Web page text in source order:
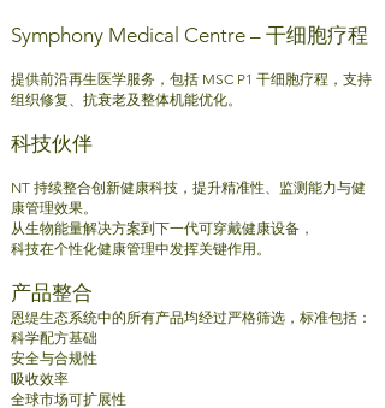
Symphony Medical Centre – 干细胞疗程
提供前沿再生医学服务，包括 MSC P1 干细胞疗程，支持
组织修复、抗衰老及整体机能优化。
科技伙伴
NT 持续整合创新健康科技，提升精准性、监测能力与健
康管理效果。
从生物能量解决方案到下一代可穿戴健康设备，
科技在个性化健康管理中发挥关键作用。
产品整合
恩缇生态系统中的所有产品均经过严格筛选，标准包括：
科学配方基础
安全与合规性
吸收效率
全球市场可扩展性